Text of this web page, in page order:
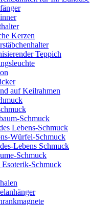
Kerzen
Teppich
auf Keilrahmen
Schmuck
Lebens-Schmuck
Würfel-Schmuck
Lebens Schmuck
Schmuck
Esoterik-Schmuck